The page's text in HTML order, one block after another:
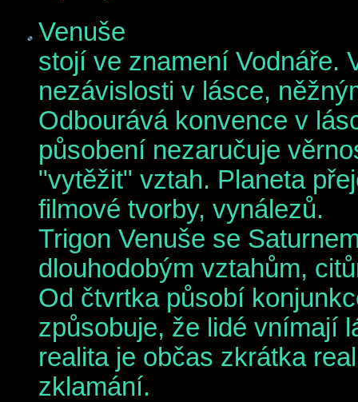
Venuše
stojí ve znamení Vodnáře.
nezávislosti v lásce,
Odbourává konvence v
působení nezaručuje
"vytěžit" vztah. Planeta
filmové tvorby, vynálezů.
Trigon Venuše se
dlouhodobým vztahům,
Od čtvrtka působí
způsobuje, že lidé vnímají
realita je občas zkrátka
zklamání.